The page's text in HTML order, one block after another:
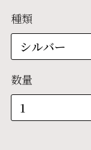
種類
数量